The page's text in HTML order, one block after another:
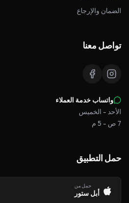
الضمان والإرجاع
تواصل معنا
واتساب خدمة العملاء
الأحد - الخميس
7 ص - 5 م
حمل التطبيق
حمل من
أبل ستور